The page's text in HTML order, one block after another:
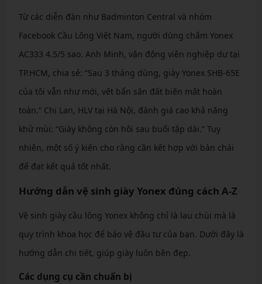
Từ các diễn đàn như Badminton Central và nhóm
Facebook Cầu Lông Việt Nam, người dùng chấm Yonex
AC333 4.5/5 sao. Anh Minh, vận động viên nghiệp dư tại
TP.HCM, chia sẻ: “Sau 3 tháng dùng, giày Yonex SHB-65E
của tôi vẫn như mới, vết bẩn sân đất biến mất hoàn
toàn.” Chị Lan, HLV tại Hà Nội, đánh giá cao khả năng
khử mùi: “Giày không còn hôi sau buổi tập dài.” Tuy
nhiên, một số ý kiến cho rằng cần kết hợp với bàn chải
để đạt kết quả tốt nhất.
Hướng dẫn vệ sinh giày Yonex đúng cách A-Z
Vệ sinh giày cầu lông Yonex không chỉ là lau chùi mà là
quy trình khoa học để bảo vệ đầu tư của bạn. Dưới đây là
hướng dẫn chi tiết, giúp giày luôn bền đẹp.
Các dụng cụ cần chuẩn bị